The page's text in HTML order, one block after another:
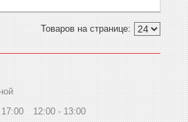
17:00 12:00 13:00